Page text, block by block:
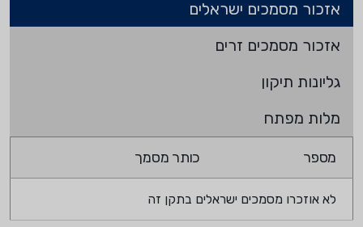
אזכור מסמכים ישראלים
אזכור מסמכים זרים
גליונות תיקון
מלות מפתח
מספר כותר מסמך
לא אוזכרו מסמכים ישראלים בתקן זה